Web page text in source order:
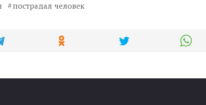
пострадал человек